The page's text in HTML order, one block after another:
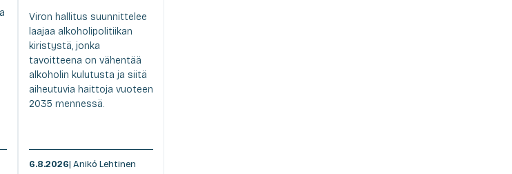
Viron hallitus suunnittelee
laajaa alkoholipolitiikan
kiristystä, jonka
tavoitteena on vähentää
alkoholin kulutusta ja siitä
aiheutuvia haittoja vuoteen
2035 mennessä.
6.8.2026| Anikó Lehtinen